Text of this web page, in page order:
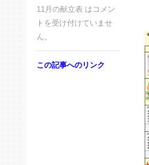
11月の献立表 は コメン
トを受け付けていませ
ん。
この記事へのリンク